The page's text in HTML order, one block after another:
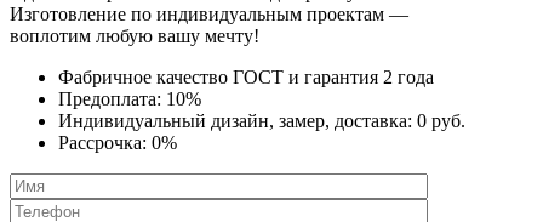
Изготовление по индивидуальным проектам —
воплотим любую вашу мечту!
Фабричное качество ГОСТ и гарантия 2 года
Предоплата: 10%
Индивидуальный дизайн, замер, доставка: 0 руб.
Рассрочка: 0%